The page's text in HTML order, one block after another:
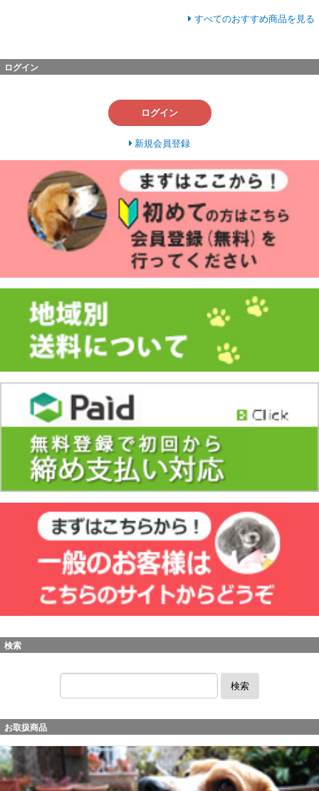
すべてのおすすめ商品を見る
ログイン
ログイン
新規会員登録
検索
検索
お取扱商品